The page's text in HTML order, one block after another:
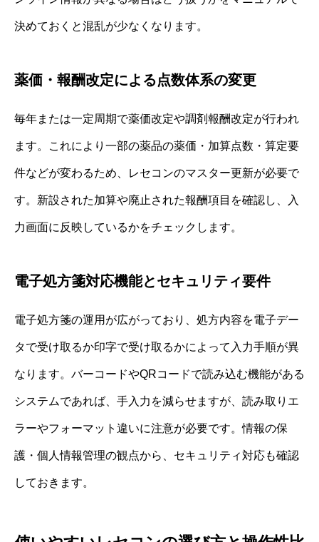
決めておくと混乱が少なくなります。
薬価・報酬改定による点数体系の変更
毎年または一定周期で薬価改定や調剤報酬改定が行われ
ます。これにより一部の薬品の薬価・加算点数・算定要
件などが変わるため、レセコンのマスター更新が必要で
す。新設された加算や廃止された報酬項目を確認し、入
力画面に反映しているかをチェックします。
電子処方箋対応機能とセキュリティ要件
電子処方箋の運用が広がっており、処方内容を電子デー
タで受け取るか印字で受け取るかによって入力手順が異
なります。バーコードやQRコードで読み込む機能がある
システムであれば、手入力を減らせますが、読み取りエ
ラーやフォーマット違いに注意が必要です。情報の保
護・個人情報管理の観点から、セキュリティ対応も確認
しておきます。